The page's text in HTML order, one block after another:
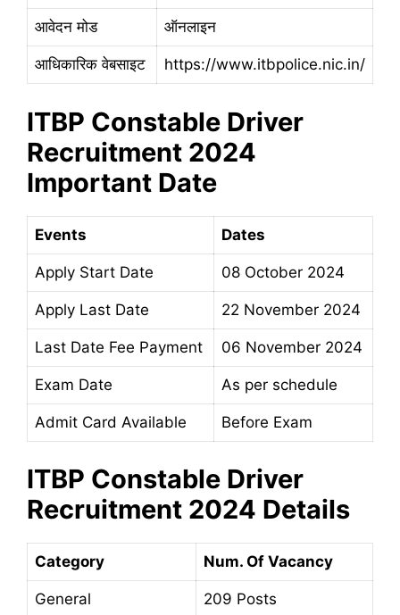
आवेदन मोड ऑनलाइन
आधिकारिक वेबसाइट https://www.itbpolice.nic.in/
ITBP Constable Driver
Recruitment 2024
Important Date
Events Dates
Apply Start Date 08 October 2024
Apply Last Date 22 November 2024
Last Date Fee Payment 06 November 2024
Exam Date As per schedule
Admit Card Available Before Exam
ITBP Constable Driver
Recruitment 2024 Details
Category Num. Of Vacancy
General 209 Posts